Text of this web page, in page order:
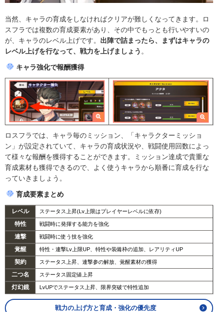
当然、キャラの育成をしなければクリアが難しくなってきます。ロ
スフラでは複数の育成要素があり、その中でもっとも行いやすいの
が、キャラのレベル上げです。 出陣で詰まったら、まずはキャラの
レベル上げを行なって、戦力を上げましょう 。
キャラ強化で報酬獲得
ロスフラでは、キャラ毎のミッション、「キャラクターミッショ
ン」が設定されていて、キャラの育成状況や、戦闘使用回数によっ
て様々な報酬を獲得することができます。ミッション達成で貴重な
育成素材も獲得できるので、よく使うキャラから順番に育成を行な
っていきましょう。
育成要素まとめ
レベル ステータス上昇(Lv上限はプレイヤーレベルに依存)
特性 戦闘時に発揮する能力を強化
連撃 戦闘時に使う技を強化
覚醒 特性・連撃Lv上限UP、特性や装備枠の追加、レアリティUP
契約 ステータス上昇、連撃参の解放、覚醒素材の獲得
二つ名 ステータス固定値上昇
灯幻鏡 LvUPでステータス上昇、限界突破で特性追加
戦力の上げ方と育成・強化の優先度